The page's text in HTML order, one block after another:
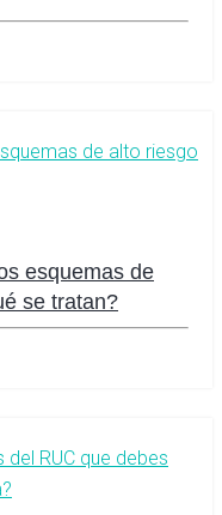
esquemas de
se tratan?